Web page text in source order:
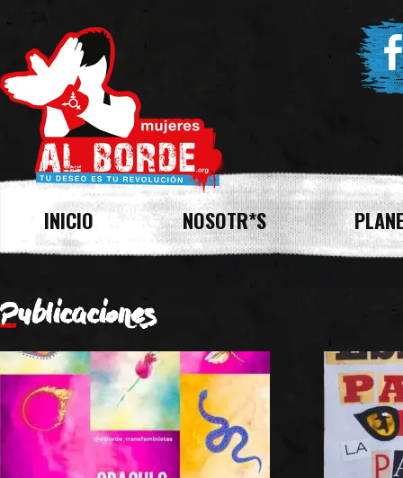
INICIO NOSOTR*S
Publicaciones
Las disidencias sexuales y del género,
de todos los tiemp[…]